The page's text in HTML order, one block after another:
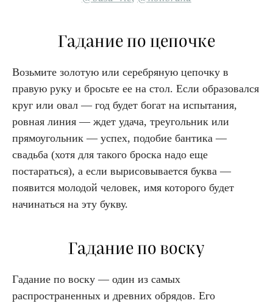
Гадание по цепочке
Возьмите золотую или серебряную цепочку в
правую руку и бросьте ее на стол. Если образовался
круг или овал — год будет богат на испытания,
ровная линия — ждет удача, треугольник или
прямоугольник — успех, подобие бантика —
свадьба (хотя для такого броска надо еще
постараться), а если вырисовывается буква —
появится молодой человек, имя которого будет
начинаться на эту букву.
Гадание по воску
Гадание по воску — один из самых
распространенных и древних обрядов. Его